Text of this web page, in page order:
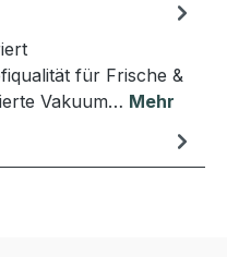
für Frische &
Vakuum… Mehr